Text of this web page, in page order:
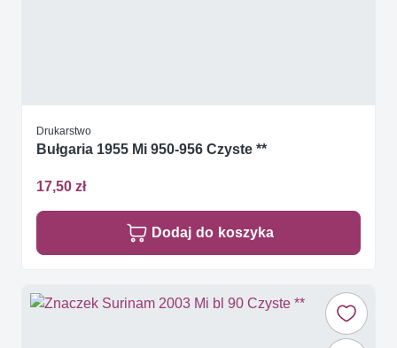
Drukarstwo
Bułgaria 1955 Mi 950-956 Czyste **
17,50 zł
Dodaj do koszyka